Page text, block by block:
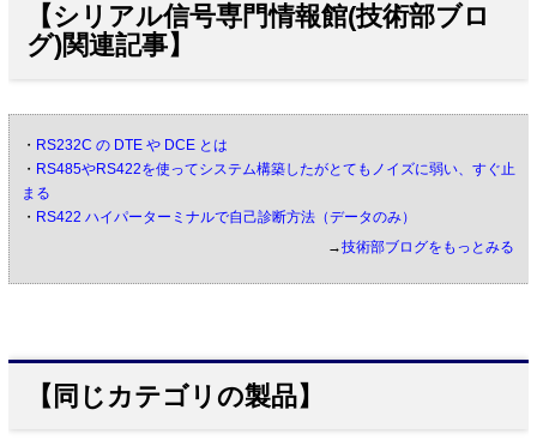
【シリアル信号専門情報館(技術部ブロ
グ)関連記事】
・ RS232C の DTE や DCE とは
・ RS485やRS422を使ってシステム構築したがとてもノイズに弱い、すぐ止
まる
・ RS422 ハイパーターミナルで自己診断方法（データのみ）
→技術部ブログをもっとみる
【同じカテゴリの製品】